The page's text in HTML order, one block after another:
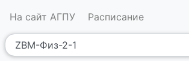
На сайт АГПУ Расписание